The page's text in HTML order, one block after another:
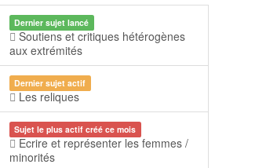
Dernier sujet lancé
Soutiens et critiques hétérogènes
aux extrémités
Dernier sujet actif
Les reliques
Sujet le plus actif créé ce mois
Ecrire et représenter les femmes /
minorités